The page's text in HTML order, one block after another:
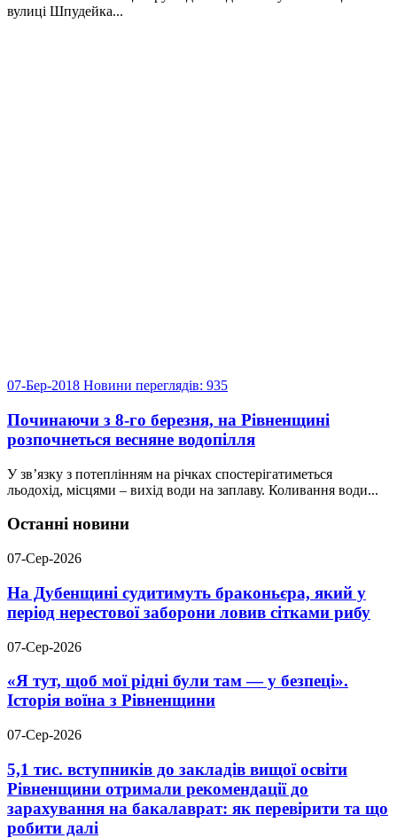
вулиці Шпудейка...
07-Бер-2018 Новини переглядів: 935
Починаючи з 8-го березня, на Рівненщині
розпочнеться весняне водопілля
У зв’язку з потеплінням на річках спостерігатиметься
льодохід, місцями – вихід води на заплаву. Коливання води...
Останні новини
07-Сер-2026
На Дубенщині судитимуть браконьєра, який у
період нерестової заборони ловив сітками рибу
07-Сер-2026
«Я тут, щоб мої рідні були там — у безпеці».
Історія воїна з Рівненщини
07-Сер-2026
5,1 тис. вступників до закладів вищої освіти
Рівненщини отримали рекомендації до
зарахування на бакалаврат: як перевірити та що
робити далі